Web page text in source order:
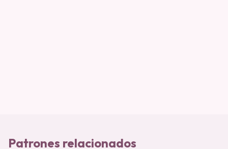
Patrones relacionados